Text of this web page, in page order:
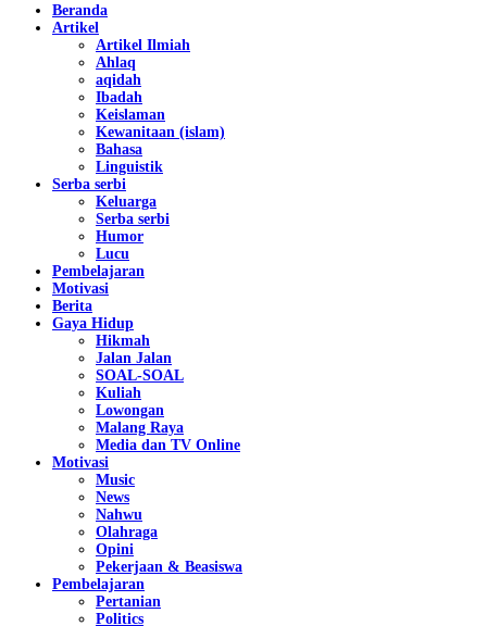
Beranda
Artikel
Artikel Ilmiah
Ahlaq
aqidah
Ibadah
Keislaman
Kewanitaan (islam)
Bahasa
Linguistik
Serba serbi
Keluarga
Serba serbi
Humor
Lucu
Pembelajaran
Motivasi
Berita
Gaya Hidup
Hikmah
Jalan Jalan
SOAL-SOAL
Kuliah
Lowongan
Malang Raya
Media dan TV Online
Motivasi
Music
News
Nahwu
Olahraga
Opini
Pekerjaan & Beasiswa
Pembelajaran
Pertanian
Politics